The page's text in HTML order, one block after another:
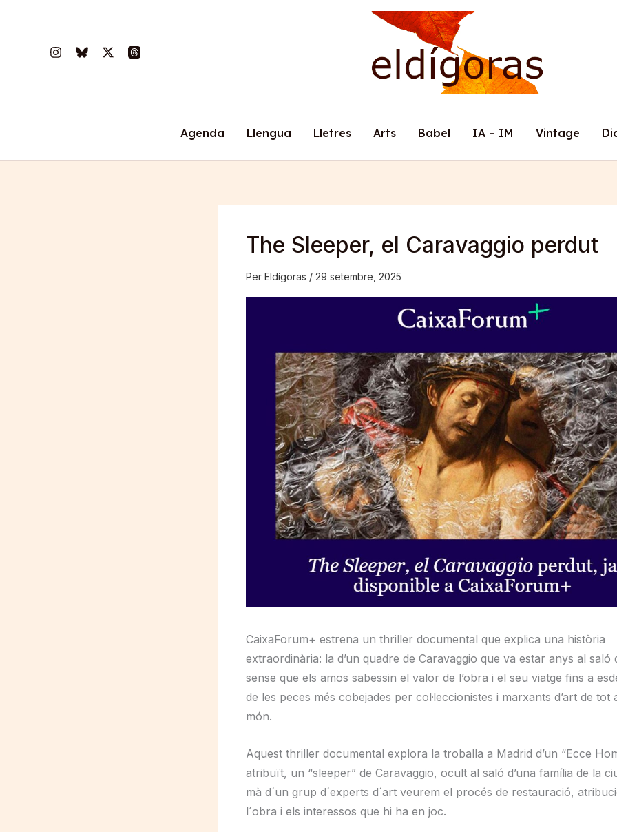
Agenda Llengua Lletres Arts Babel IA – IM Vintage
The Sleeper, el Caravaggio perdut
Per Eldígoras / 29 setembre, 2025
CaixaForum+ estrena un thriller documental que explica una història
extraordinària: la d’un quadre de Caravaggio que va estar anys al saló
sense que els amos sabessin el valor de l’obra i el seu viatge fins a
de les peces més cobejades per col·leccionistes i marxants d’art de tot
món.
Aquest thriller documental explora la troballa a Madrid d’un “Ecce
atribuït, un “sleeper” de Caravaggio, ocult al saló d’una família de la
mà d´un grup d´experts d´art veurem el procés de restauració,
l´obra i els interessos que hi ha en joc.